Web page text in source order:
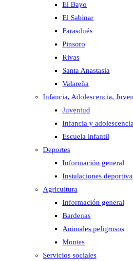
El Bayo
El Sabinar
Farasdués
Pinsoro
Rivas
Santa Anastasia
Valareña
Infancia, Adolescencia,
Juventud
Infancia y adolescencia
Escuela infantil
Deportes
Información general
Instalaciones
Agricultura
Información general
Bardenas
Animales peligrosos
Montes
Servicios sociales